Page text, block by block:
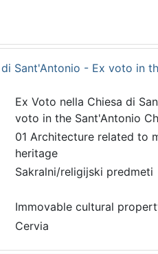
Sant'Antonio - Ex voto in
Ex Voto nella Chiesa di
voto in the Sant'Antonio
01 Architecture related to
heritage
Sakralni/religijski predmeti
Immovable cultural
Cervia